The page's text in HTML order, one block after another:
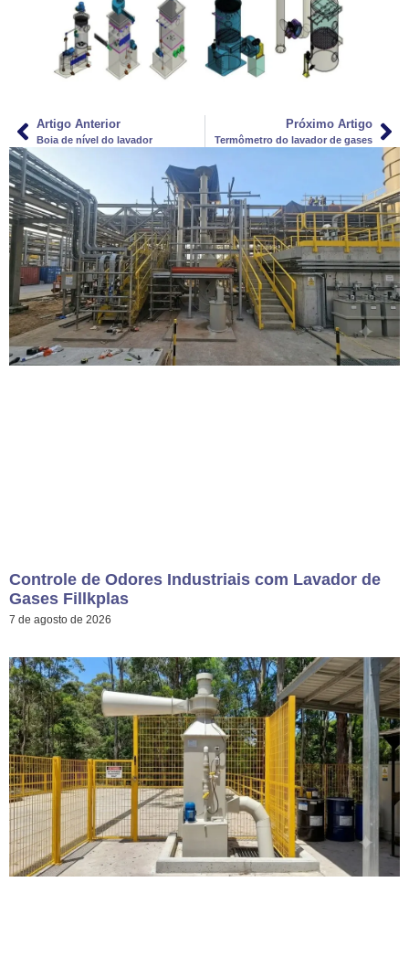
Controle de Odores Industriais com Lavador de
Gases Fillkplas
7 de agosto de 2026
Artigo Anterior
Boia de nível do lavador
Próximo Artigo
Termômetro do lavador de gases